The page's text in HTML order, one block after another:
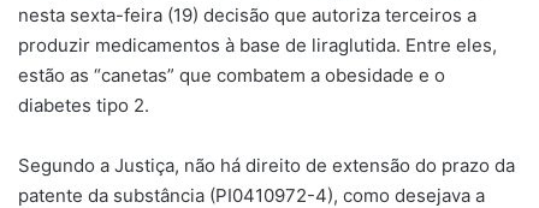
nesta sexta-feira (19) decisão que autoriza terceiros a
produzir medicamentos à base de liraglutida. Entre eles,
estão as “canetas” que combatem a obesidade e o
diabetes tipo 2.
Segundo a Justiça, não há direito de extensão do prazo da
patente da substância (PI0410972-4), como desejava a